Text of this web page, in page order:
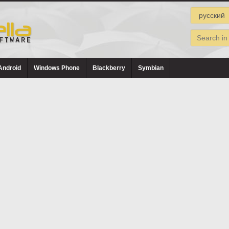
Windows Phone Blackberry Symbian